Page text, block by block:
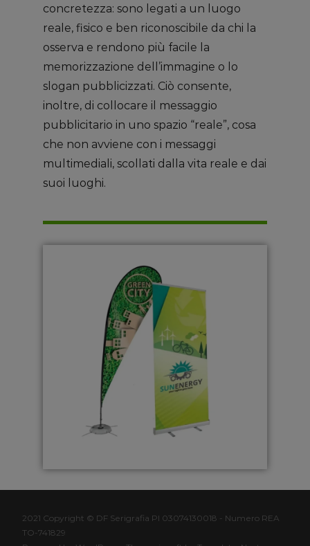
concretezza: sono legati a un luogo
reale, fisico e ben riconoscibile da chi la
osserva e rendono più facile la
memorizzazione dell’immagine o lo
slogan pubblicizzati. Ciò consente,
inoltre, di collocare il messaggio
pubblicitario in uno spazio “reale”, cosa
che non avviene con i messaggi
multimediali, scollati dalla vita reale e dai
suoi luoghi.
2021 Copyright © DF Serigrafia PI 03074130018 - Numero REA
TO-741829